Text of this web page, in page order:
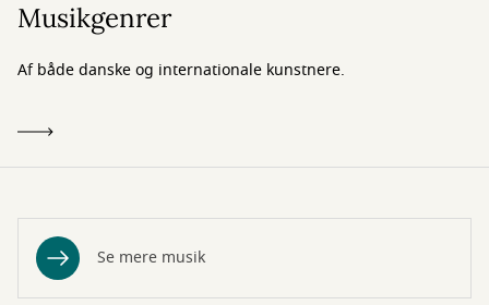
Musikgenrer
Af både danske og internationale kunstnere.
Se mere musik